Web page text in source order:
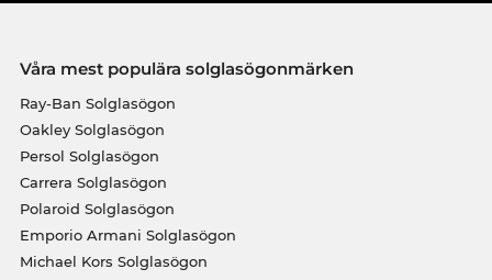
Våra mest populära solglasögonmärken
Ray-Ban Solglasögon
Oakley Solglasögon
Persol Solglasögon
Carrera Solglasögon
Polaroid Solglasögon
Emporio Armani Solglasögon
Michael Kors Solglasögon